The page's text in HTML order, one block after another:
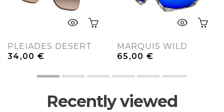
PLEIADES DESERT
34,00€
MARQUIS WILD
65,00€
Recently viewed